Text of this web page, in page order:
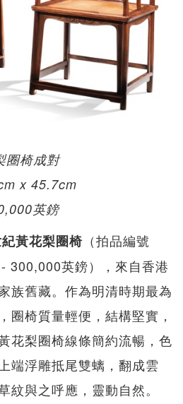
圈椅成對
x 45.7cm
英鎊
黃花梨圈椅 （拍品編號
300,000英鎊），來自香港
族舊藏。作為明清時期最為
圈椅質量輕便，結構堅實，
花梨圈椅線條簡約流暢，色
端浮雕抵尾雙螭，翻成雲
紋與之呼應，靈動自然。